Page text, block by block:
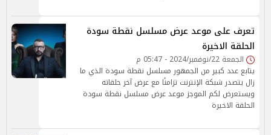
تعرف على موعد عرض مسلسل نقطة سودة
الحلقة الاخيرة
الجمعة 22/نوفمبر/2024 - 05:47 م
يتابع عدد كبير من الجمهور مسلسل نقطة سودة الذي ما
زال يتصدر شبكة الإنترنت تزامنًا مع عرض آخر حلقاته
ويستعرض لكم الموجز موعد عرض مسلسل نقطة سودة
الحلقة الاخيرة